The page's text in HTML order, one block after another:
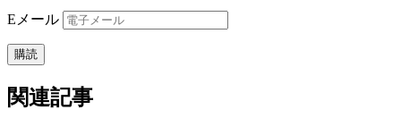
E メール
関連記事